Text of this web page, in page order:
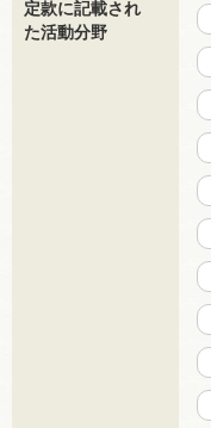
定款に記載され
た活動分野